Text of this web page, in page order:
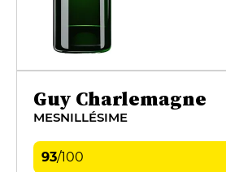
Guy Charlemagne
MESNILLÉSIME
93/100